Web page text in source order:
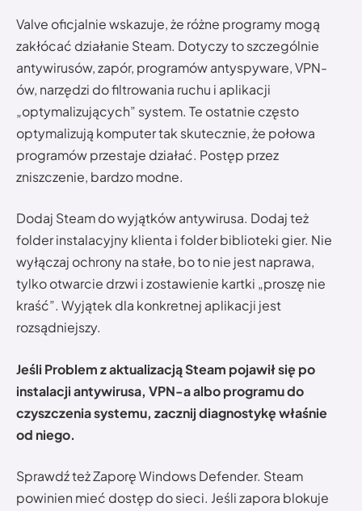
Valve oficjalnie wskazuje, że różne programy mogą
zakłócać działanie Steam. Dotyczy to szczególnie
antywirusów, zapór, programów antyspyware, VPN-
ów, narzędzi do filtrowania ruchu i aplikacji
„optymalizujących” system. Te ostatnie często
optymalizują komputer tak skutecznie, że połowa
programów przestaje działać. Postęp przez
zniszczenie, bardzo modne.
Dodaj Steam do wyjątków antywirusa. Dodaj też
folder instalacyjny klienta i folder biblioteki gier. Nie
wyłączaj ochrony na stałe, bo to nie jest naprawa,
tylko otwarcie drzwi i zostawienie kartki „proszę nie
kraść”. Wyjątek dla konkretnej aplikacji jest
rozsądniejszy.
Jeśli Problem z aktualizacją Steam pojawił się po
instalacji antywirusa, VPN-a albo programu do
czyszczenia systemu, zacznij diagnostykę właśnie
od niego.
Sprawdź też Zaporę Windows Defender. Steam
powinien mieć dostęp do sieci. Jeśli zapora blokuje